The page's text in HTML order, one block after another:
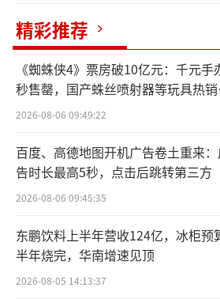
精彩推荐
《蜘蛛侠4》票房破10亿元：千元手
秒售罄，国产蛛丝喷射器等玩具热
外
2026-08-06 09:49:22
百度、高德地图开机广告卷土重来
告时长最高5秒，点击后跳转第三方
2026-08-06 09:45:35
东鹏饮料上半年营收124亿，冰柜预
半年烧完，华南增速见顶
2026-08-05 14:13:37